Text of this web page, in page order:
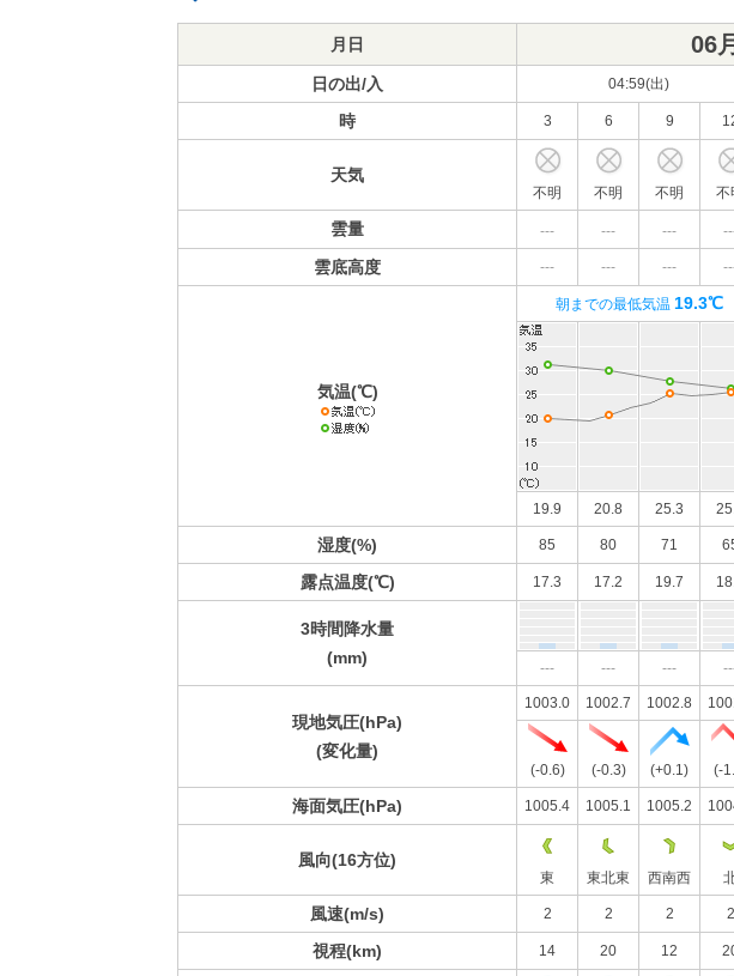
月日 06
日の出/入 04:59(出)
時 3 6 9
天気
不明 不明 不明 不
雲量 --- --- ---
雲底高度 --- --- ---
気温(℃)
朝までの最低気温 19.3℃
19.9 20.8 25.3
湿度(%) 85 80 71
露点温度(℃) 17.3 17.2 19.7
3時間降水量
(mm)
--- --- ---
現地気圧(hPa)
(変化量)
1003.0 1002.7 1002.8
(-0.6) (-0.3) (+0.1) (-
海面気圧(hPa) 1005.4 1005.1 1005.2
風向(16方位)
東 東北東 西南西
風速(m/s) 2 2 2 2
視程(km) 14 20 12